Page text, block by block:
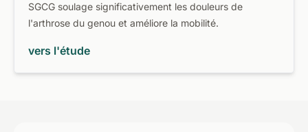
SGCG soulage significativement les douleurs de
l'arthrose du genou et améliore la mobilité.
vers l'étude